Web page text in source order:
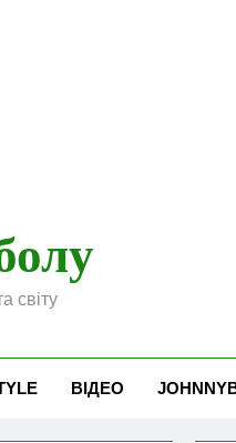
світу
ВІДЕО